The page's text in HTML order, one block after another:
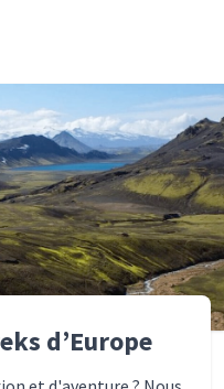
d’Europe